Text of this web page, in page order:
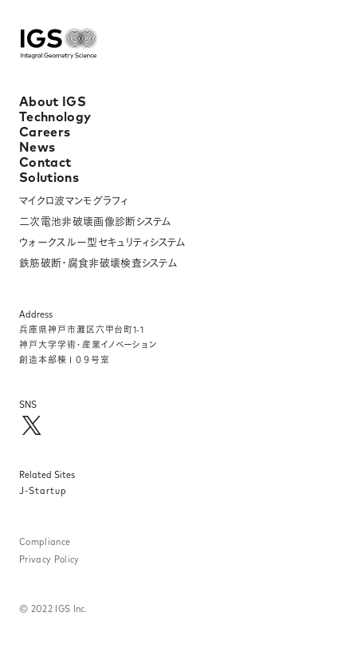
About IGS
Technology
Careers
News
Contact
Solutions
マイクロ波マンモグラフィ
二次電池非破壊画像診断システム
ウォークスルー型セキュリティシステム
鉄筋破断・腐食非破壊検査システム
Address
兵庫県神⼾市灘区六甲台町1-1
神⼾⼤学学術・産業イノベーション
創造本部棟１０９号室
SNS
Related Sites
J-Startup
© 2022 IGS Inc.
Compliance
Privacy Policy